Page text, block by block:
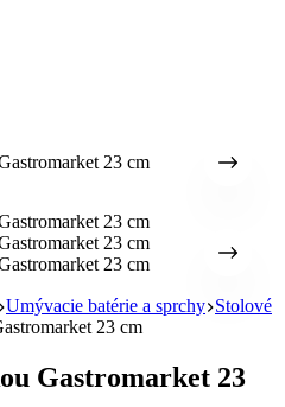
Umývacie batérie a sprchy Stolové
23 cm
Gastromarket 23